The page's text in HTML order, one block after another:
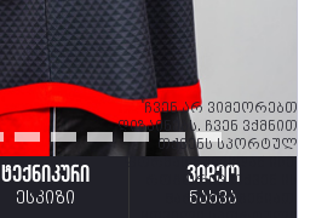
ტექნიკური
ესკიზი
ვიდეო
ნახვა
"ჩვენ არ ვიმეორებთ
დიზაინებს. ჩვენ ვქმნით
თქვენს სპორტულ
ფორმას ნულიდან ისე,
როგორიც თქვენ ის
წარმოიდგენიათ.